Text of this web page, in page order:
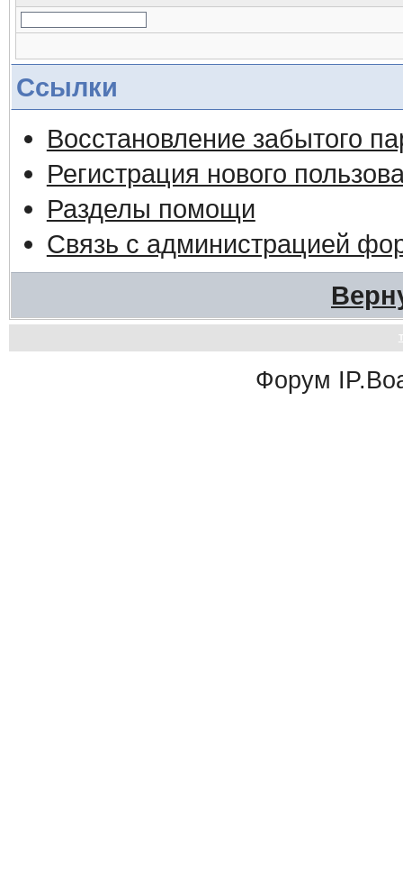
Ссылки
Восстановление забытого
Регистрация нового
Разделы помощи
Связь с администрацией
Форум